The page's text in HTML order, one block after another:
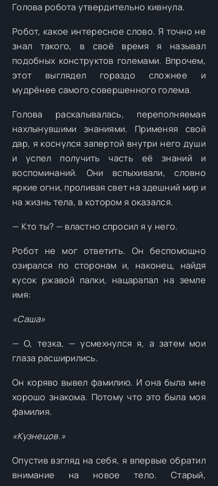
Голова робота утвердительно кивнула.
Робот, какое интересное слово. Я точно не
знал такого, в своё время я называл
подобных конструктов големами. Впрочем,
этот выглядел гораздо сложнее и
мудрёнее самого совершенного голема.
Голова раскалывалась, переполняемая
нахлынувшими знаниями. Применяя свой
дар, я коснулся запертой внутри него души
и успел получить часть её знаний и
воспоминаний. Они вспыхивали, словно
яркие огни, проливая свет на здешний мир и
на жизнь тела, в котором я оказался.
— Кто ты? — властно спросил я у него.
Робот не мог ответить. Он беспомощно
озирался по сторонам и, наконец, найдя
кусок ржавой палки, нацарапал на земле
имя:
«Саша»
— О, тезка, — усмехнулся я, а затем мои
глаза расширились.
Он коряво вывел фамилию. И она была мне
хорошо знакома. Потому что это была моя
фамилия.
«Кузнецов.»
Опустив взгляд на себя, я впервые обратил
внимание на новое тело. Старый,